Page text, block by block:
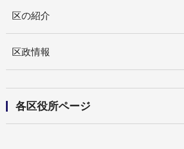
区の紹介
区政情報
各区役所ページ